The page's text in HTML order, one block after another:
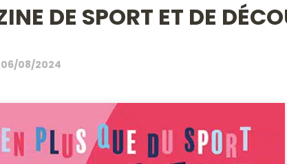
DE SPORT ET DE
06/08/2024